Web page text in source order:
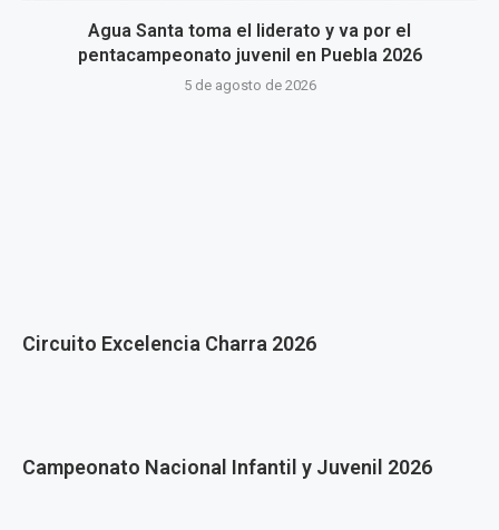
Agua Santa toma el liderato y va por el
pentacampeonato juvenil en Puebla 2026
5 de agosto de 2026
Circuito Excelencia Charra 2026
Campeonato Nacional Infantil y Juvenil 2026